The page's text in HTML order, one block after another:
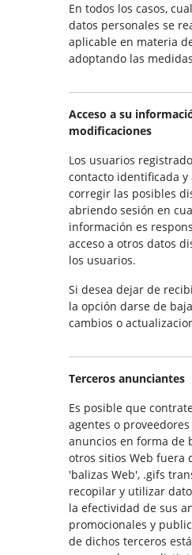
En todos los casos,
datos personales se
aplicable en materia
adoptando las
Acceso a su
modificaciones
Los usuarios
contacto identificada
corregir las posibles
abriendo sesión en
información es
acceso a otros datos
los usuarios.
Si desea dejar de
la opción darse de
cambios o
Terceros anunciantes
Es posible que
agentes o
anuncios en forma de
otros sitios Web fuera
'balizas Web', .gifs
recopilar y utilizar
la efectividad de sus
promocionales y
de dichos terceros